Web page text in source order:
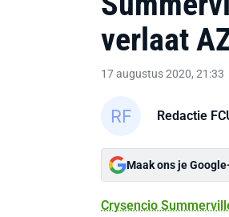
verlaat
17 augustus 2020, 21:33
Redactie
Maak ons je
Crysencio